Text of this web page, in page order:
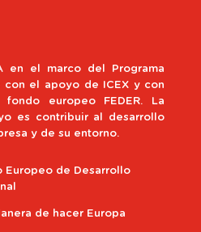
en el marco del Programa
con el apoyo de ICEX y con
europeo FEDER. La
es contribuir al desarrollo
y de su entorno.
Europeo de Desarrollo
de hacer Europa